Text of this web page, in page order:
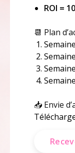
ROI =
📆 Plan
📥 Envie